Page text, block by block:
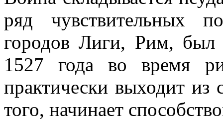
ряд чувствительных
городов Лиги, Рим, был
1527 года во время
практически выходит
того, начинает